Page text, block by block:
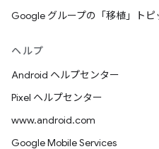
Google グループの「移植」トピ
ヘルプ
Android ヘルプセンター
Pixel ヘルプセンター
www.android.com
Google Mobile Services